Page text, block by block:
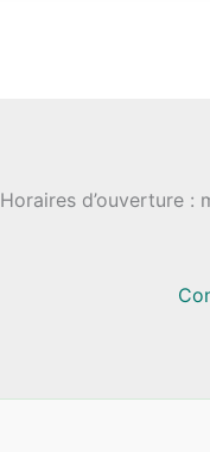
Horaires d’ouverture :